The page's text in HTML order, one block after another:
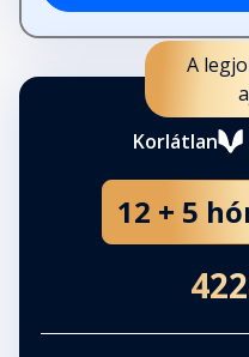
A
Korlátlan
12 + 5